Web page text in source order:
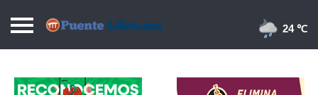
Puentelibre.mx
Local
24 ℃